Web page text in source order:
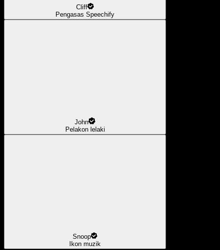
Cliff
Pengasas Speechify
John
Pelakon lelaki
Snoop
Ikon muzik